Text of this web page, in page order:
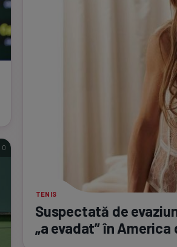
0
TENIS
Suspectată de
„a evadat” în America